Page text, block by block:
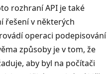
rozhraní API je také
řešení v některých
operaci podepisování
způsoby je v tom, že
aby byl na počítači